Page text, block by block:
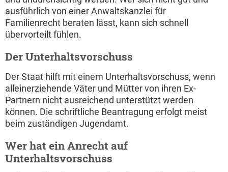
ausführlich von einer Anwaltskanzlei für
Familienrecht beraten lässt, kann sich schnell
übervorteilt fühlen.
Der Unterhaltsvorschuss
Der Staat hilft mit einem Unterhaltsvorschuss, wenn
alleinerziehende Väter und Mütter von ihren Ex-
Partnern nicht ausreichend unterstützt werden
können. Die schriftliche Beantragung erfolgt meist
beim zuständigen Jugendamt.
Wer hat ein Anrecht auf
Unterhaltsvorschuss